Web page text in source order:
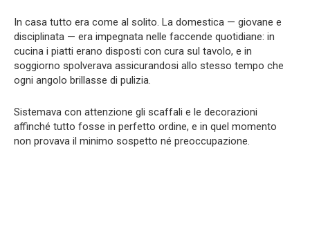
In casa tutto era come al solito. La domestica — giovane e
disciplinata — era impegnata nelle faccende quotidiane: in
cucina i piatti erano disposti con cura sul tavolo, e in
soggiorno spolverava assicurandosi allo stesso tempo che
ogni angolo brillasse di pulizia.
Sistemava con attenzione gli scaffali e le decorazioni
affinché tutto fosse in perfetto ordine, e in quel momento
non provava il minimo sospetto né preoccupazione.